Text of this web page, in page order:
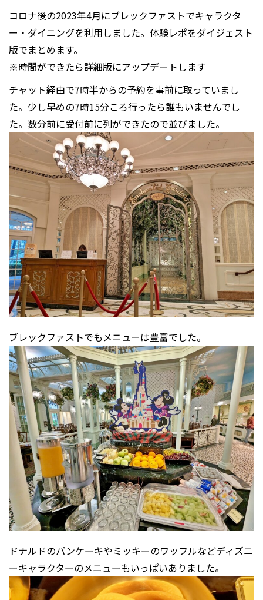
コロナ後の2023年4月にブレックファストでキャラクタ
ー・ダイニングを利用しました。体験レポをダイジェスト
版でまとめます。
※時間ができたら詳細版にアップデートします
チャット経由で7時半からの予約を事前に取っていまし
た。少し早めの7時15分ころ行ったら誰もいませんでし
た。数分前に受付前に列ができたので並びました。
ブレックファストでもメニューは豊富でした。
ドナルドのパンケーキやミッキーのワッフルなどディズニ
ーキャラクターのメニューもいっぱいありました。